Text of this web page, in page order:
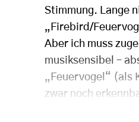
Stimmung. Lange
„Firebird/
Aber ich muss
musiksensibel –
„Feuervogel“ (als
zwar noch